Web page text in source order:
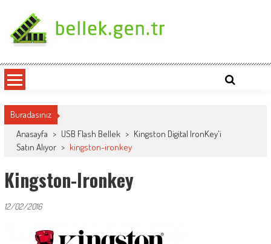
content
bellek.gen.tr
Buradasınız
Anasayfa > USB Flash Bellek > Kingston Digital IronKey'i
Satın Alıyor > kingston-ironkey
Kingston-Ironkey
12/02/2016